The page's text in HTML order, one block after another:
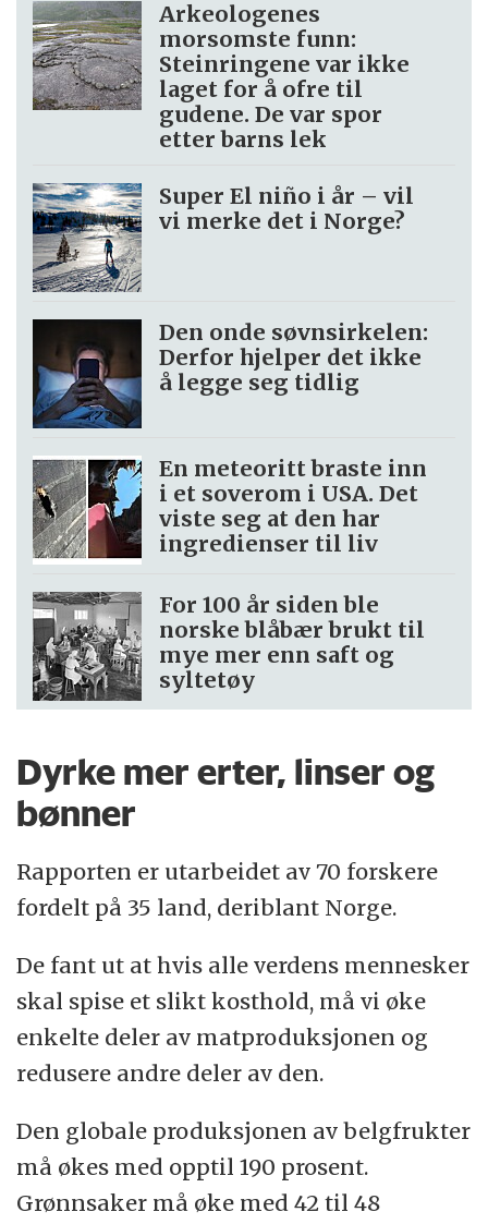
Arkeologenes
morsomste funn:
Steinringene var ikke
laget for å ofre til
gudene. De var spor
etter barns lek
Super El niño i år – vil
vi merke det i Norge?
Den onde søvnsirkelen:
Derfor hjelper det ikke
å legge seg tidlig
En meteoritt braste inn
i et soverom i USA. Det
viste seg at den har
ingredienser til liv
For 100 år siden ble
norske blåbær brukt til
mye mer enn saft og
syltetøy
Dyrke mer erter, linser og
bønner
Rapporten er utarbeidet av 70 forskere
fordelt på 35 land, deriblant Norge.
De fant ut at hvis alle verdens mennesker
skal spise et slikt kosthold, må vi øke
enkelte deler av matproduksjonen og
redusere andre deler av den.
Den globale produksjonen av belgfrukter
må økes med opptil 190 prosent.
Grønnsaker må øke med 42 til 48